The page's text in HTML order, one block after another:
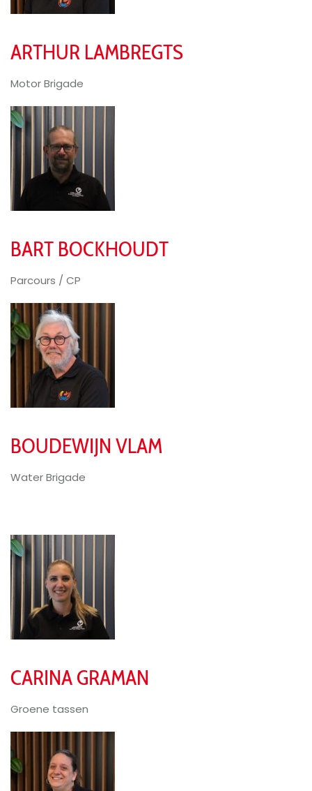
ARTHUR LAMBREGTS
Motor Brigade
BART BOCKHOUDT
Parcours / CP
BOUDEWIJN VLAM
Water Brigade
CARINA GRAMAN
Groene tassen